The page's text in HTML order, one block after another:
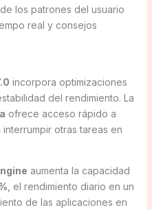
los patrones del usuario
real y consejos
incorpora optimizaciones
del rendimiento. La
ofrece acceso rápido a
otras tareas en
aumenta la capacidad
, el rendimiento diario en un
de las aplicaciones en